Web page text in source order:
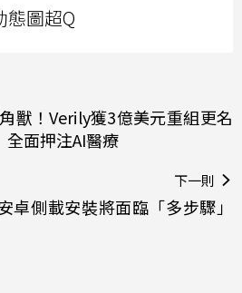
態圖超Q
獸！Verily獲3億美元重組更名
全面押注AI醫療
下一則
卓側載安裝將面臨「多步驟」